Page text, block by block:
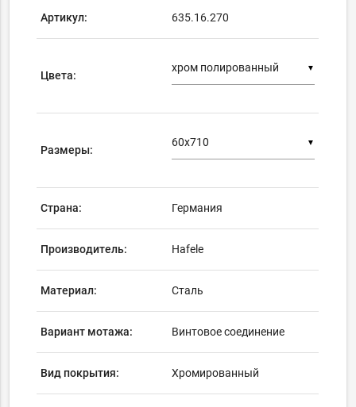
Артикул: 635.16.270
Цвета:
▼
Размеры:
▼
Страна: Германия
Производитель: Hafele
Материал: Сталь
Вариант мотажа: Винтовое соединение
Вид покрытия: Хромированный